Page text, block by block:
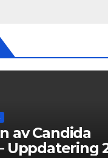
av Candida
Uppdatering